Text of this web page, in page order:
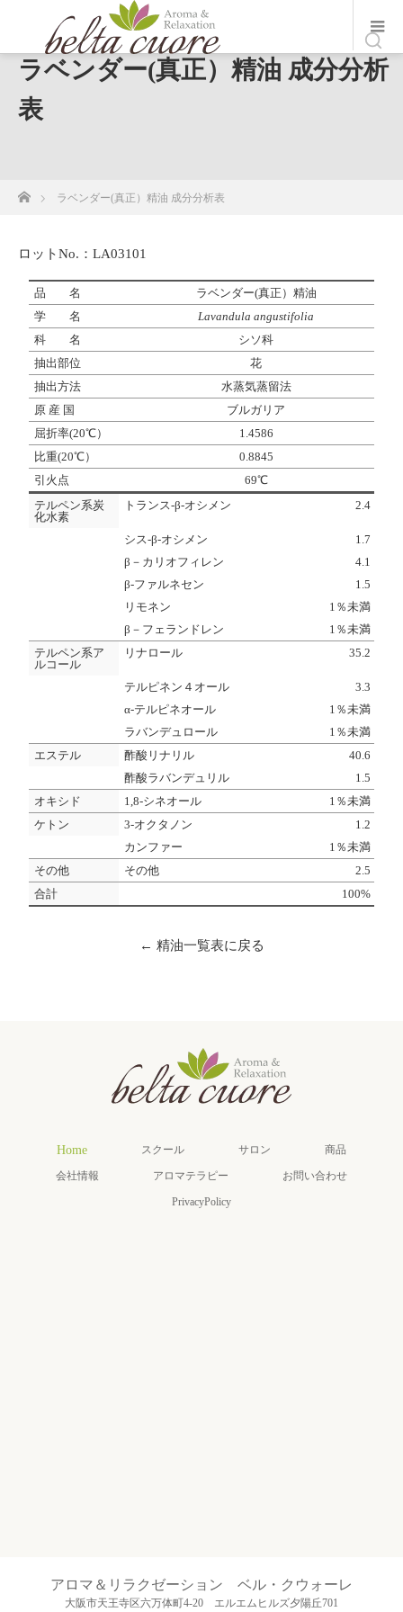
ラベンダー(真正）精油 成分分析
表
ホームラベンダー(真正）精油 成分分析表
ロットNo.：LA03101
品 名
ラベンダー(真正）精油
学 名
Lavandula angustifolia
科 名
シソ科
抽出部位
花
抽出方法
水蒸気蒸留法
原 産 国
ブルガリア
屈折率(20℃）
1.4586
比重(20℃）
0.8845
引火点
69℃
テルペン系炭
化水素
トランス-β-オシメン 2.4
シス-β-オシメン
1.7
β－カリオフィレン
4.1
β-ファルネセン
1.5
リモネン
1％未満
β－フェランドレン
1％未満
テルペン系ア
ルコール
リナロール 35.2
テルピネン４オール
3.3
α-テルピネオール
1％未満
ラバンデュロール
1％未満
エステル
酢酸リナリル
40.6
酢酸ラバンデュリル
1.5
オキシド
1,8-シネオール
1％未満
ケトン
3-オクタノン
1.2
カンファー
1％未満
その他
その他
2.5
合計
100%
← 精油一覧表に戻る
Home スクール サロン 商品
会社情報 アロマテラピー お問い合わせ
PrivacyPolicy
アロマ＆リラクゼーション ベル・クウォーレ
大阪市天王寺区六万体町4-20 エルエムヒルズ夕陽丘701